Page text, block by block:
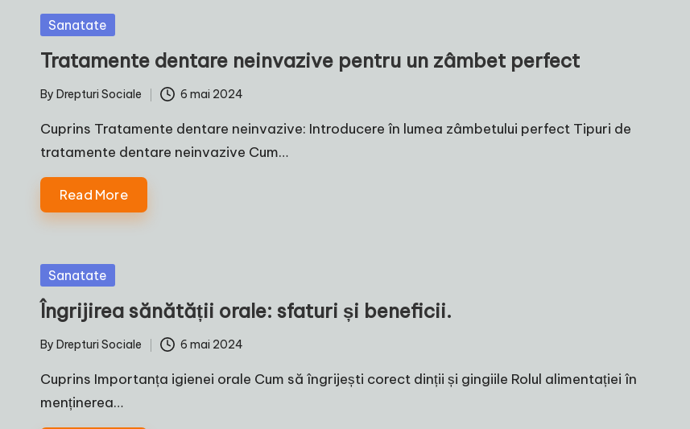
Posted
Sanatate
Tratamente dentare neinvazive pentru un zâmbet perfect
Posted
by
By Drepturi Sociale 6 mai 2024
Cuprins Tratamente dentare neinvazive: Introducere în lumea zâmbetului perfect Tipuri de
tratamente dentare neinvazive Cum…
Read More
Posted
in
Sanatate
Îngrijirea sănătății orale: sfaturi și beneficii.
Posted
by
By Drepturi Sociale 6 mai 2024
Cuprins Importanța igienei orale Cum să îngrijești corect dinții și gingiile Rolul alimentației în
menținerea…